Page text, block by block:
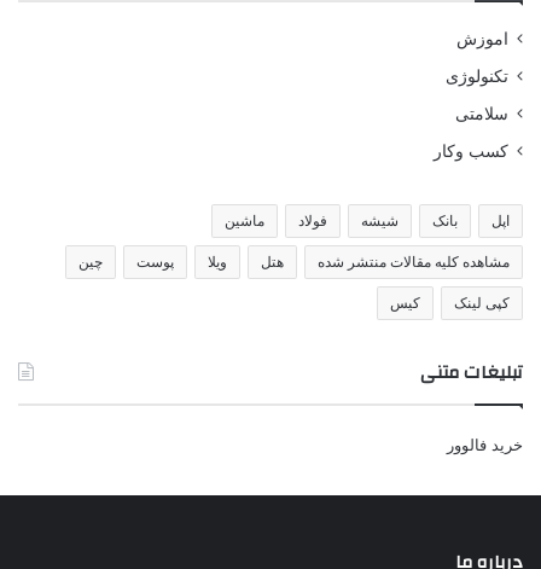
اموزش
تکنولوژی
سلامتی
کسب وکار
اپل بانک شیشه فولاد ماشین
مشاهده کلیه مقالات منتشر شده هتل ویلا پوست چین
کپی لینک کیس
تبلیغات متنی
خرید فالوور